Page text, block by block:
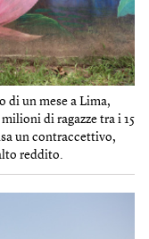
di un mese a Lima,
di ragazze tra i 15
un contraccettivo,
reddito.